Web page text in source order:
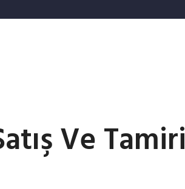
Ve Tamiri